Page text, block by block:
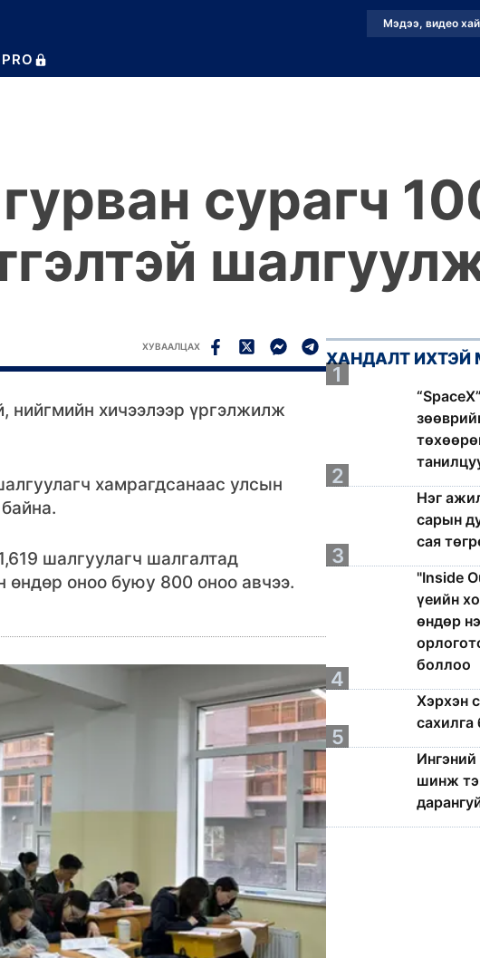
Мэдээ, видео
PRO
сурагч
ХУВААЛЦАХ
нийгмийн хичээлээр үргэлжилж
хамрагдсанаас улсын
шалгуулагч шалгалтад
өндөр оноо буюу 800 оноо авчээ.
ХАНДАЛТ ИХТЭЙ
1
2
Нэг
сарын
сая
3
"Inside
үеийн
өндөр
боллоо
4
Хэрхэн
сахилга
5
шинж